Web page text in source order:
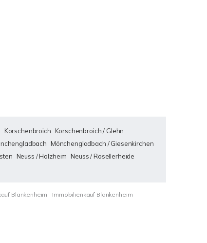
Korschenbroich Korschenbroich / Glehn
Mönchengladbach / Giesenkirchen
Neuss / Holzheim Neuss / Rosellerheide
Blankenheim
Immobilienkauf Blankenheim